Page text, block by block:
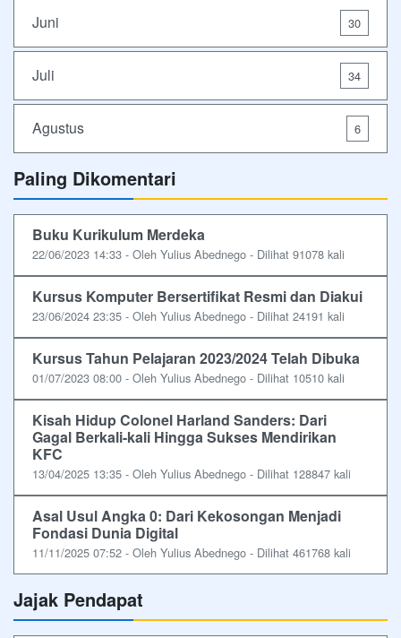
Juni 30
Juli 34
Agustus 6
Paling Dikomentari
Buku Kurikulum Merdeka
22/06/2023 14:33 - Oleh Yulius Abednego - Dilihat 91078 kali
Kursus Komputer Bersertifikat Resmi dan Diakui
23/06/2024 23:35 - Oleh Yulius Abednego - Dilihat 24191 kali
Kursus Tahun Pelajaran 2023/2024 Telah Dibuka
01/07/2023 08:00 - Oleh Yulius Abednego - Dilihat 10510 kali
Kisah Hidup Colonel Harland Sanders: Dari
Gagal Berkali-kali Hingga Sukses Mendirikan
KFC
13/04/2025 13:35 - Oleh Yulius Abednego - Dilihat 128847 kali
Asal Usul Angka 0: Dari Kekosongan Menjadi
Fondasi Dunia Digital
11/11/2025 07:52 - Oleh Yulius Abednego - Dilihat 461768 kali
Jajak Pendapat